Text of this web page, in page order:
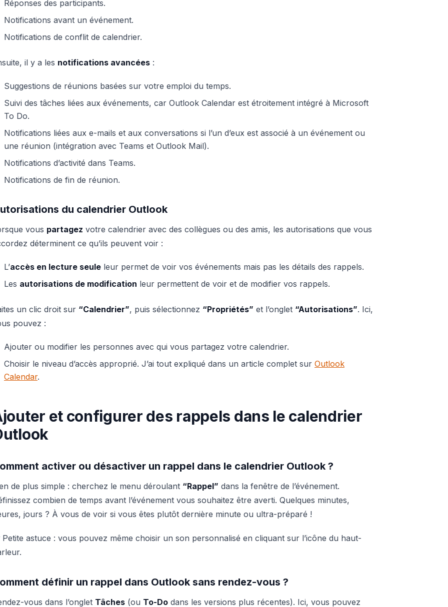
Réponses des participants.
Notifications avant un événement.
Notifications de conflit de calendrier.
il y a les notifications avancées :
Suggestions de réunions basées sur votre emploi du temps.
Suivi des tâches liées aux événements, car Outlook Calendar est étroitement intégré à Microsoft
To Do.
Notifications liées aux e-mails et aux conversations si l’un d’eux est associé à un événement ou
une réunion (intégration avec Teams et Outlook Mail).
Notifications d’activité dans Teams.
Notifications de fin de réunion.
du calendrier Outlook
vous partagez votre calendrier avec des collègues ou des amis, les autorisations que vous
déterminent ce qu’ils peuvent voir :
L’accès en lecture seule leur permet de voir vos événements mais pas les détails des rappels.
Les autorisations de modification leur permettent de voir et de modifier vos rappels.
un clic droit sur “Calendrier”, puis sélectionnez “Propriétés” et l’onglet “Autorisations”. Ici,
pouvez :
Ajouter ou modifier les personnes avec qui vous partagez votre calendrier.
Choisir le niveau d’accès approprié. J’ai tout expliqué dans un article complet sur Outlook
Calendar.
et configurer des rappels dans le calendrier
activer ou désactiver un rappel dans le calendrier Outlook ?
de plus simple : cherchez le menu déroulant “Rappel” dans la fenêtre de l’événement.
combien de temps avant l’événement vous souhaitez être averti. Quelques minutes,
jours ? À vous de voir si vous êtes plutôt dernière minute ou ultra-préparé !
Petite astuce : vous pouvez même choisir un son personnalisé en cliquant sur l’icône du haut-
définir un rappel dans Outlook sans rendez-vous ?
vous dans l’onglet Tâches (ou To-Do dans les versions plus récentes). Ici, vous pouvez